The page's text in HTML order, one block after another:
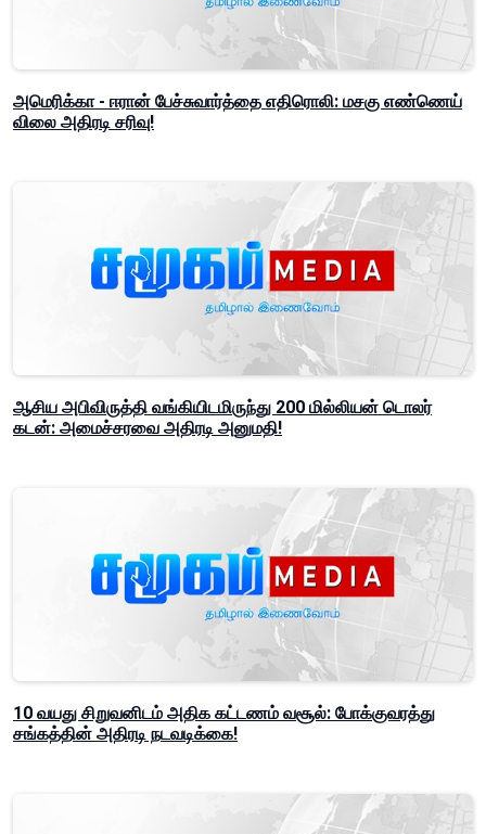
அமெரிக்கா - ஈரான் பேச்சுவார்த்தை எதிரொலி: மசகு எண்ணெய்
விலை அதிரடி சரிவு!
ஆசிய அபிவிருத்தி வங்கியிடமிருந்து 200 மில்லியன் டொலர்
கடன்: அமைச்சரவை அதிரடி அனுமதி!
10 வயது சிறுவனிடம் அதிக கட்டணம் வசூல்: போக்குவரத்து
சங்கத்தின் அதிரடி நடவடிக்கை!